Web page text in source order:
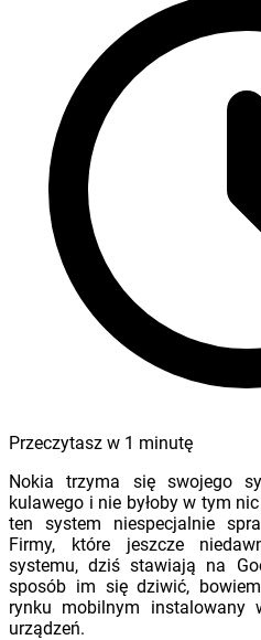
Przeczytasz w 1 minutę
Nokia trzyma się swojego
kulawego i nie byłoby w tym
ten system niespecjalnie
Firmy, które jeszcze
systemu, dziś stawiają na
sposób im się dziwić,
rynku mobilnym
urządzeń.